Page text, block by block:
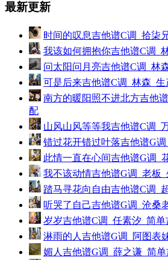
最新更新
时间的叹息吉他谱C调_拾柒
我该如何拥抱你吉他谱C调_
问太阳问月亮吉他谱C调_林
可是后来吉他谱C调_林森_
南方的暖阳照不进北方吉他
配
山风山风等等我吉他谱C调_
错过花开错过叶落吉他谱G
此情一直在心间吉他谱G调_
我不该动情吉他谱G调_老板
踏马寻花向自由吉他谱C调_
听哭了自己吉他谱G调_沧桑
岁岁吉他谱C调_任素汐_简
淋雨的人吉他谱G调_阿图表
媚人吉他谱G调_薛之谦_简